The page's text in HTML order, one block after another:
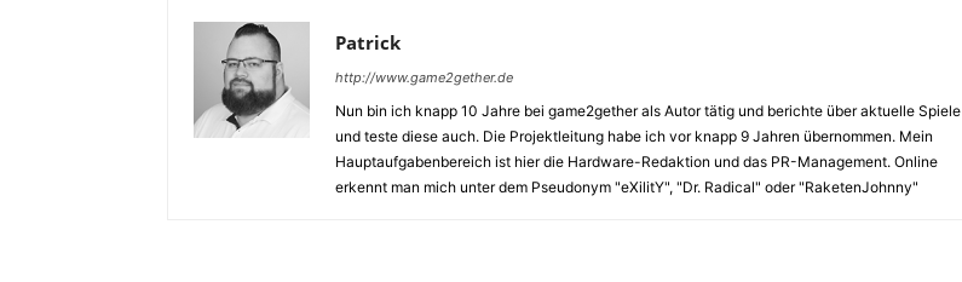
Patrick
http://www.game2gether.de
Nun bin ich knapp 10 Jahre bei game2gether als Autor tätig und berichte über aktuelle Spiele
und teste diese auch. Die Projektleitung habe ich vor knapp 9 Jahren übernommen. Mein
Hauptaufgabenbereich ist hier die Hardware-Redaktion und das PR-Management. Online
erkennt man mich unter dem Pseudonym "eXilitY", "Dr. Radical" oder "RaketenJohnny"